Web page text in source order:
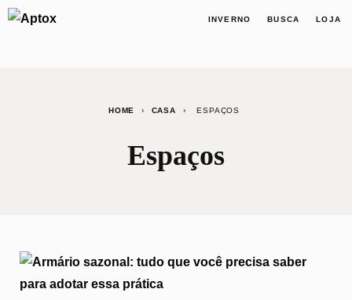
INVERNO BUSCA LOJA
HOME › CASA › ESPAÇOS
Espaços